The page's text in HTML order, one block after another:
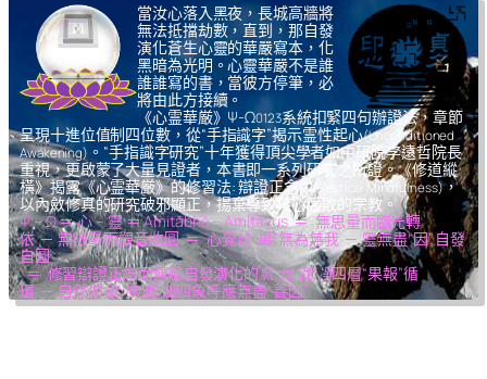
當汝心落入黑夜，長城高牆將
無法抵擋劫數，直到，那自發
演化蒼生心靈的華嚴寫本，化
黑暗為光明。心靈華嚴不是誰
誰誰寫的書，當彼方停筆，必
將由此方接續。
《心霊華厳》Ψ-Ω0123系統扣緊四句辦證法，章節
呈現十進位值制四位數，從“手指識字”揭示霊性起心(Unconditioned
Awakening) 。“手指識字研究”十年獲得頂尖學者如中研院李遠哲院長
重視，更啟蒙了大量見證者，本書即一系列研究之所證。《修道縱
橫》揭露《心霊華厳》的修習法: 辯證正念(Dialectical Mindfulness)，
以內斂修真的研究破邪顯正，揚棄導致核心腐敗的宗教。
Ψ – Ω ＝ 心 – 靈 ＝ Amitābhā – Amitāyus ＝ 無思量而臨光轉
依 ─ 無限量而觀音收圓 ＝ 心覺於“果”,無為無我 ─ 靈無盡“因”,自發
自圓
＝ 修習辯證正念而體驗自發演化的氣,光,我,凈四層“果報”循
環 ─ 自然如復,坤,乾,逅四象呼應無盡“善因”